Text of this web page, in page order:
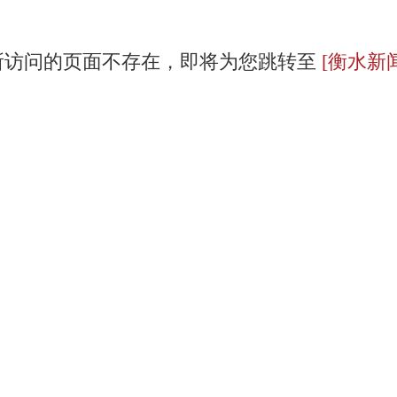
问的页面不存在，即将为您跳转至 [衡水新